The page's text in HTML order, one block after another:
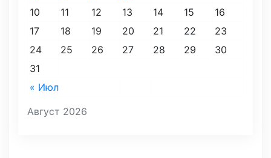
Август 2026
« Июл
10
11 12 13 14 15
16
17
18 19 20 21 22
23
24
25 26 27 28 29
30
31